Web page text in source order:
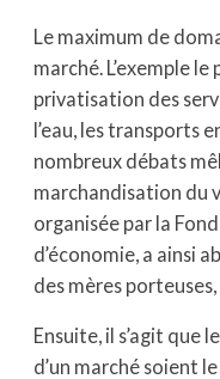
Le maximum de
marché. L’exemple
privatisation des
l’eau, les transports
nombreux débats
marchandisation du
organisée par la
d’économie, a ainsi
des mères
Ensuite, il s’agit que
d’un marché soient